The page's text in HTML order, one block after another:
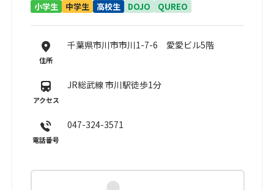
小学生 中学生 高校生 DOJO QUREO
住所
千葉県市川市市川1-7-6 愛愛ビル5階
アクセス
JR総武線 市川駅徒歩1分
電話番号
047-324-3571